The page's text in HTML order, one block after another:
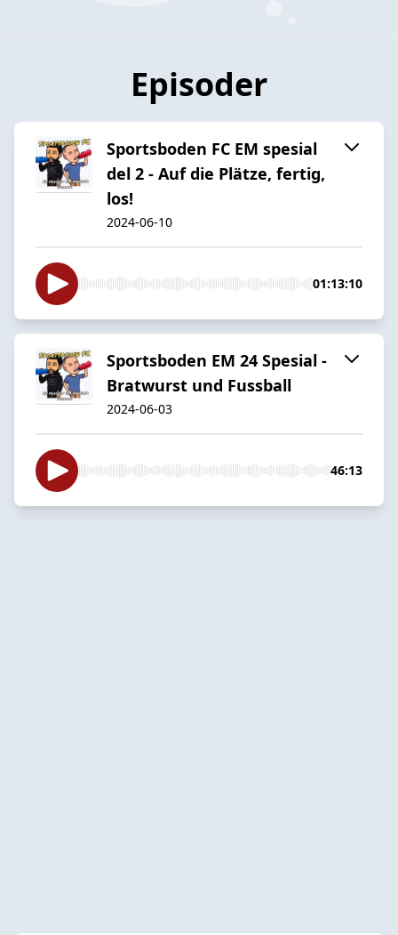
Episoder
Sportsboden FC EM spesial
del 2 - Auf die Plätze, fertig,
los!
2024-06-10
01:13:10
Sportsboden EM 24 Spesial -
Bratwurst und Fussball
2024-06-03
46:13